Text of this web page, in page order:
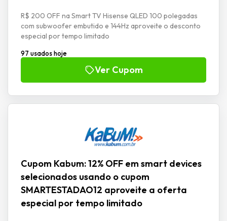
R$ 200 OFF na Smart TV Hisense QLED 100 polegadas
com subwoofer embutido e 144Hz aproveite o desconto
especial por tempo limitado
97 usados hoje
Ver Cupom
Cupom Kabum: 12% OFF em smart devices
selecionados usando o cupom
SMARTESTADAO12 aproveite a oferta
especial por tempo limitado